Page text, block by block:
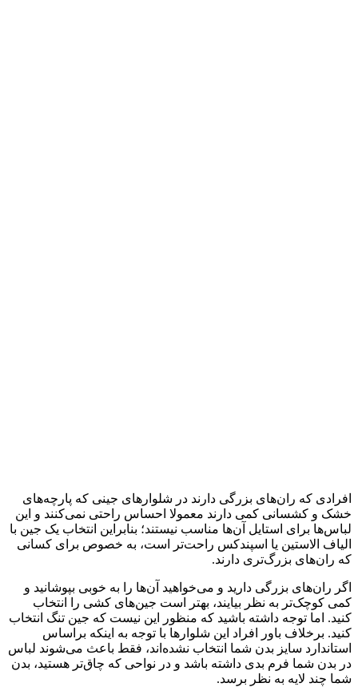
افرادی که ران‌های بزرگی دارند در شلوارهای جینی که پارچه‌های
خشک و کشسانی کمی دارند معمولا احساس راحتی نمی‌کنند و این
لباس‌ها برای استایل آن‌ها مناسب نیستند؛ بنابراین انتخاب یک جین با
الیاف الاستین یا اسپندکس راحت‌تر است، به خصوص برای کسانی
که ران‌های بزرگ‌تری دارند.
اگر ران‌های بزرگی دارید و می‌خواهید آن‌ها را به خوبی بپوشانید و
کمی کوچک‌تر به نظر بیایند، بهتر است جین‌های کشی را انتخاب
کنید. اما توجه داشته باشید که منظور این نیست که جین تنگ انتخاب
کنید. برخلاف باور افراد این شلوارها با توجه به اینکه براساس
استاندارد سایز بدن شما انتخاب نشده‌اند، فقط باعث می‌شوند لباس
در بدن شما فرم بدی داشته باشد و در نواحی که چاق‌تر هستید، بدن
شما چند لایه به نظر برسد.